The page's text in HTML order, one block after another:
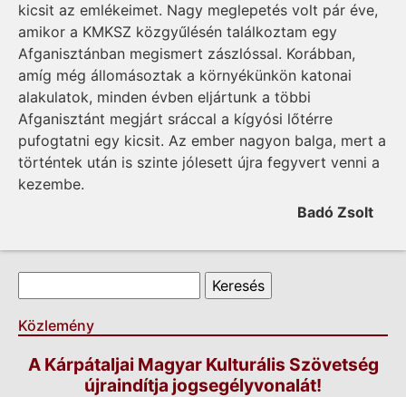
kicsit az emlékeimet. Nagy meglepetés volt pár éve,
amikor a KMKSZ közgyűlésén találkoztam egy
Afganisztánban megismert zászlóssal. Korábban,
amíg még állomásoztak a környékünkön katonai
alakulatok, minden évben eljártunk a többi
Afganisztánt megjárt sráccal a kígyósi lőtérre
pufogtatni egy kicsit. Az ember nagyon balga, mert a
történtek után is szinte jólesett újra fegyvert venni a
kezembe.
Badó Zsolt
Keresés űrlap
Keresés
Közlemény
A Kárpátaljai Magyar Kulturális Szövetség
újraindítja jogsegélyvonalát!